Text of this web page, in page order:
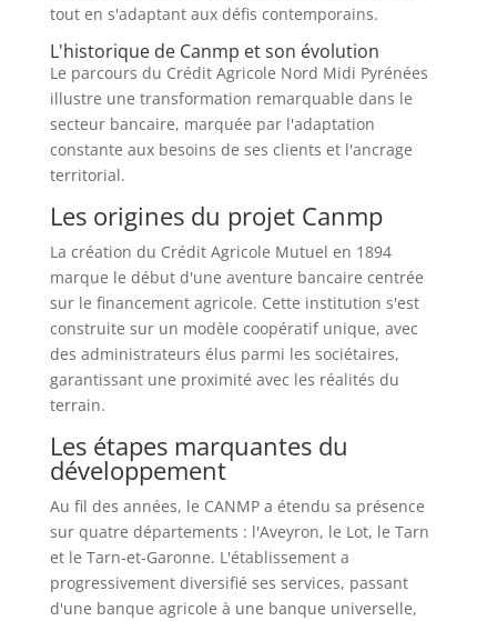
tout en s'adaptant aux défis contemporains.
L'historique de Canmp et son évolution
Le parcours du Crédit Agricole Nord Midi Pyrénées
illustre une transformation remarquable dans le
secteur bancaire, marquée par l'adaptation
constante aux besoins de ses clients et l'ancrage
territorial.
Les origines du projet Canmp
La création du Crédit Agricole Mutuel en 1894
marque le début d'une aventure bancaire centrée
sur le financement agricole. Cette institution s'est
construite sur un modèle coopératif unique, avec
des administrateurs élus parmi les sociétaires,
garantissant une proximité avec les réalités du
terrain.
Les étapes marquantes du
développement
Au fil des années, le CANMP a étendu sa présence
sur quatre départements : l'Aveyron, le Lot, le Tarn
et le Tarn-et-Garonne. L'établissement a
progressivement diversifié ses services, passant
d'une banque agricole à une banque universelle,